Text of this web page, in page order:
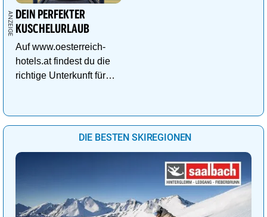
DEIN PERFEKTER
KUSCHELURLAUB
Auf www.oesterreich-
hotels.at findest du die
richtige Unterkunft für
DIE BESTEN SKIREGIONEN